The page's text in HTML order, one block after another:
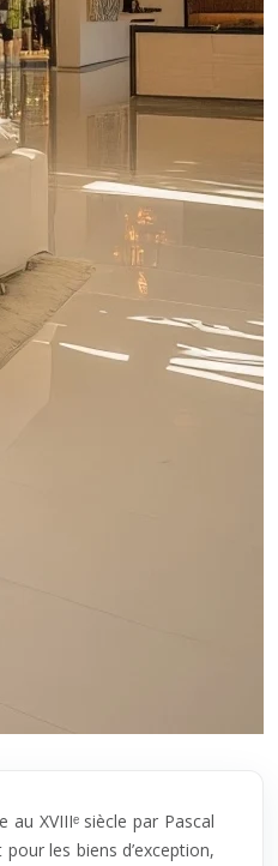
XVIIIᵉ siècle par Pascal
les biens d’exception,